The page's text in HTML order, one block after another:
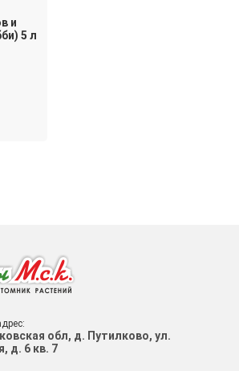
и
5 л
обл, д. Путилково, ул.
д. 6 кв. 7